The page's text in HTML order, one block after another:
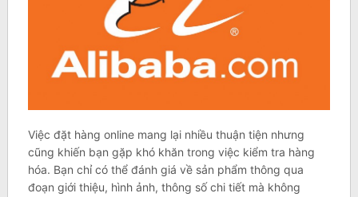
Việc đặt hàng online mang lại nhiều thuận tiện nhưng
cũng khiến bạn gặp khó khăn trong việc kiểm tra hàng
hóa. Bạn chỉ có thể đánh giá về sản phẩm thông qua
đoạn giới thiệu, hình ảnh, thông số chi tiết mà không